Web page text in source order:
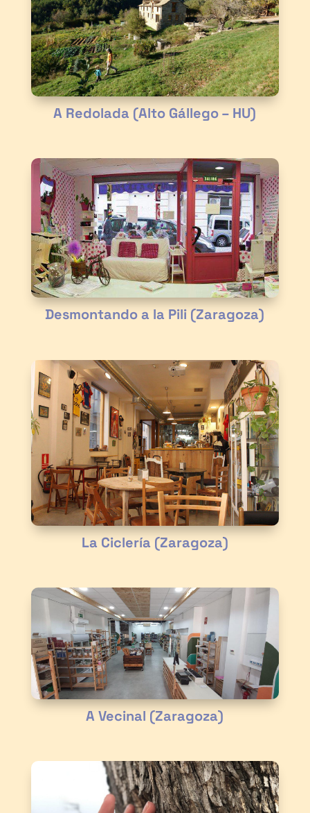
A Redolada (Alto Gállego – HU)
Desmontando a la Pili (Zaragoza)
La Ciclería (Zaragoza)
A Vecinal (Zaragoza)